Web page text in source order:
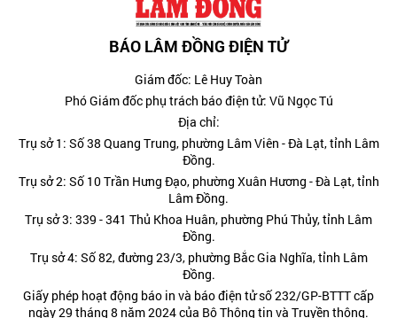
BÁO LÂM ĐỒNG ĐIỆN TỬ
Giám đốc: Lê Huy Toàn
Phó Giám đốc phụ trách báo điện tử: Vũ Ngọc Tú
Địa chỉ:
Trụ sở 1: Số 38 Quang Trung, phường Lâm Viên - Đà Lạt, tỉnh Lâm
Đồng.
Trụ sở 2: Số 10 Trần Hưng Đạo, phường Xuân Hương - Đà Lạt, tỉnh
Lâm Đồng.
Trụ sở 3: 339 - 341 Thủ Khoa Huân, phường Phú Thủy, tỉnh Lâm
Đồng.
Trụ sở 4: Số 82, đường 23/3, phường Bắc Gia Nghĩa, tỉnh Lâm
Đồng.
Giấy phép hoạt động báo in và báo điện tử số 232/GP-BTTT cấp
ngày 29 tháng 8 năm 2024 của Bộ Thông tin và Truyền thông.